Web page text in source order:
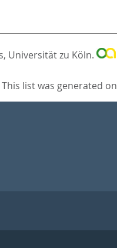
Universität zu Köln.
This list was generated on